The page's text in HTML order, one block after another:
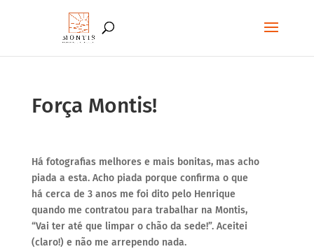
Força Montis!
Há fotografias melhores e mais bonitas, mas acho
piada a esta. Acho piada porque confirma o que
há cerca de 3 anos me foi dito pelo Henrique
quando me contratou para trabalhar na Montis,
“Vai ter até que limpar o chão da sede!”. Aceitei
(claro!) e não me arrependo nada.